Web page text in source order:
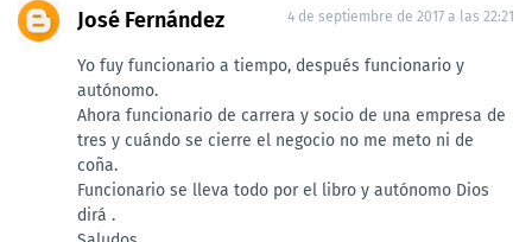
José Fernández 4 de septiembre de 2017 a las 22:21
Yo fuy funcionario a tiempo, después funcionario y
autónomo.
Ahora funcionario de carrera y socio de una empresa de
tres y cuándo se cierre el negocio no me meto ni de
coña.
Funcionario se lleva todo por el libro y autónomo Dios
dirá .